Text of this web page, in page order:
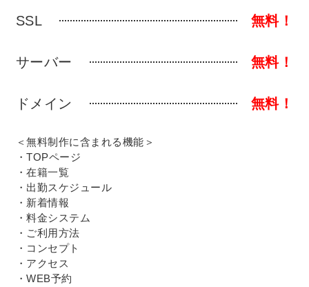
SSL 無料！
サーバー 無料！
ドメイン 無料！
＜無料制作に含まれる機能＞
・TOPページ
・在籍一覧
・出勤スケジュール
・新着情報
・料金システム
・ご利用方法
・コンセプト
・アクセス
・WEB予約